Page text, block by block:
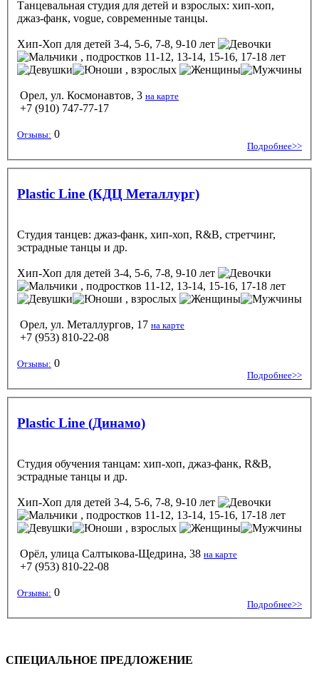
Танцевальная студия для детей и взрослых: хип-хоп,
джаз-фанк, vogue, современные танцы.
Хип-Хоп для детей 3-4, 5-6, 7-8, 9-10 лет
, подростков 11-12, 13-14, 15-16, 17-18 лет
, взрослых
Орел, ул. Космонавтов, 3 на карте
+7 (910) 747-77-17
Отзывы: 0
Подробнее>>
Plastic Line (КДЦ Металлург)
Студия танцев: джаз-фанк, хип-хоп, R&B, стретчинг,
эстрадные танцы и др.
Хип-Хоп для детей 3-4, 5-6, 7-8, 9-10 лет
, подростков 11-12, 13-14, 15-16, 17-18 лет
, взрослых
Орел, ул. Металлургов, 17 на карте
+7 (953) 810-22-08
Отзывы: 0
Подробнее>>
Plastic Line (Динамо)
Студия обучения танцам: хип-хоп, джаз-фанк, R&B,
эстрадные танцы и др.
Хип-Хоп для детей 3-4, 5-6, 7-8, 9-10 лет
, подростков 11-12, 13-14, 15-16, 17-18 лет
, взрослых
Орёл, улица Салтыкова-Щедрина, 38 на карте
+7 (953) 810-22-08
Отзывы: 0
Подробнее>>
СПЕЦИАЛЬНОЕ ПРЕДЛОЖЕНИЕ